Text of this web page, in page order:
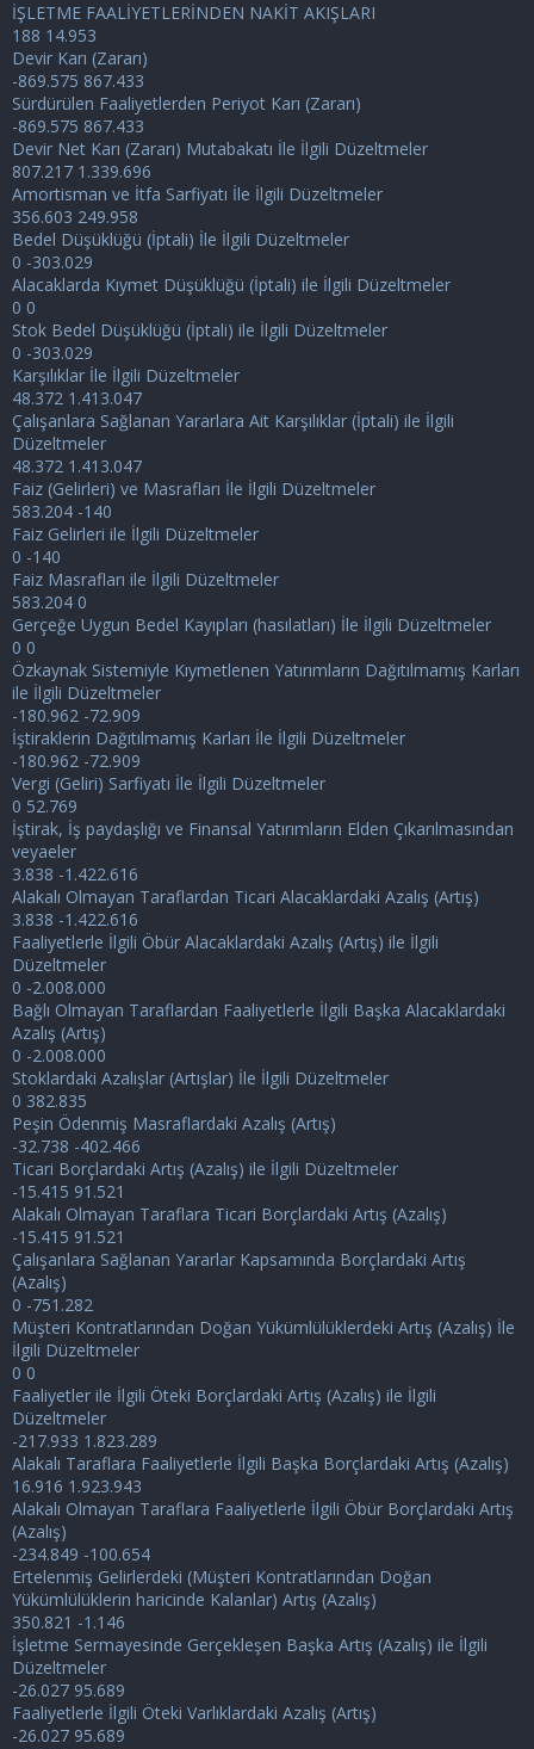
İŞLETME FAALİYETLERİNDEN NAKİT AKIŞLARI
188 14.953
Devir Karı (Zararı)
-869.575 867.433
Sürdürülen Faaliyetlerden Periyot Karı (Zararı)
-869.575 867.433
Devir Net Karı (Zararı) Mutabakatı İle İlgili Düzeltmeler
807.217 1.339.696
Amortisman ve İtfa Sarfiyatı İle İlgili Düzeltmeler
356.603 249.958
Bedel Düşüklüğü (İptali) İle İlgili Düzeltmeler
0 -303.029
Alacaklarda Kıymet Düşüklüğü (İptali) ile İlgili Düzeltmeler
0 0
Stok Bedel Düşüklüğü (İptali) ile İlgili Düzeltmeler
0 -303.029
Karşılıklar İle İlgili Düzeltmeler
48.372 1.413.047
Çalışanlara Sağlanan Yararlara Ait Karşılıklar (İptali) ile İlgili
Düzeltmeler
48.372 1.413.047
Faiz (Gelirleri) ve Masrafları İle İlgili Düzeltmeler
583.204 -140
Faiz Gelirleri ile İlgili Düzeltmeler
0 -140
Faiz Masrafları ile İlgili Düzeltmeler
583.204 0
Gerçeğe Uygun Bedel Kayıpları (hasılatları) İle İlgili Düzeltmeler
0 0
Özkaynak Sistemiyle Kıymetlenen Yatırımların Dağıtılmamış Karları
ile İlgili Düzeltmeler
-180.962 -72.909
İştiraklerin Dağıtılmamış Karları İle İlgili Düzeltmeler
-180.962 -72.909
Vergi (Geliri) Sarfiyatı İle İlgili Düzeltmeler
0 52.769
İştirak, İş paydaşlığı ve Finansal Yatırımların Elden Çıkarılmasından
veyaeler
3.838 -1.422.616
Alakalı Olmayan Taraflardan Ticari Alacaklardaki Azalış (Artış)
3.838 -1.422.616
Faaliyetlerle İlgili Öbür Alacaklardaki Azalış (Artış) ile İlgili
Düzeltmeler
0 -2.008.000
Bağlı Olmayan Taraflardan Faaliyetlerle İlgili Başka Alacaklardaki
Azalış (Artış)
0 -2.008.000
Stoklardaki Azalışlar (Artışlar) İle İlgili Düzeltmeler
0 382.835
Peşin Ödenmiş Masraflardaki Azalış (Artış)
-32.738 -402.466
Ticari Borçlardaki Artış (Azalış) ile İlgili Düzeltmeler
-15.415 91.521
Alakalı Olmayan Taraflara Ticari Borçlardaki Artış (Azalış)
-15.415 91.521
Çalışanlara Sağlanan Yararlar Kapsamında Borçlardaki Artış
(Azalış)
0 -751.282
Müşteri Kontratlarından Doğan Yükümlülüklerdeki Artış (Azalış) İle
İlgili Düzeltmeler
0 0
Faaliyetler ile İlgili Öteki Borçlardaki Artış (Azalış) ile İlgili
Düzeltmeler
-217.933 1.823.289
Alakalı Taraflara Faaliyetlerle İlgili Başka Borçlardaki Artış (Azalış)
16.916 1.923.943
Alakalı Olmayan Taraflara Faaliyetlerle İlgili Öbür Borçlardaki Artış
(Azalış)
-234.849 -100.654
Ertelenmiş Gelirlerdeki (Müşteri Kontratlarından Doğan
Yükümlülüklerin haricinde Kalanlar) Artış (Azalış)
350.821 -1.146
İşletme Sermayesinde Gerçekleşen Başka Artış (Azalış) ile İlgili
Düzeltmeler
-26.027 95.689
Faaliyetlerle İlgili Öteki Varlıklardaki Azalış (Artış)
-26.027 95.689